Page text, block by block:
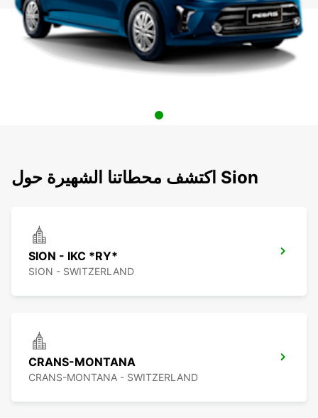
اكتشف محطاتنا الشهيرة حول Sion
SION - IKC *RY*
SION - SWITZERLAND
CRANS-MONTANA
CRANS-MONTANA - SWITZERLAND